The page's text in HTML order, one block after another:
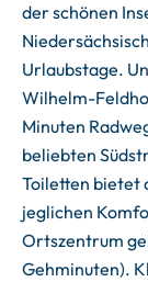
der schönen
Urlaubstage.
Wilhelm-
Minuten
beliebten
Toiletten bietet
jeglichen
Ortszentrum
Gehminuten).